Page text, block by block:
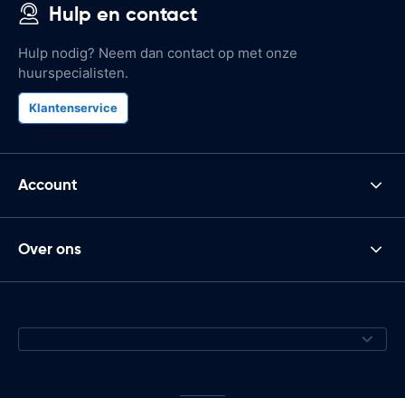
Hulp en contact
Hulp nodig? Neem dan contact op met onze
huurspecialisten.
Klantenservice
Account
Over ons